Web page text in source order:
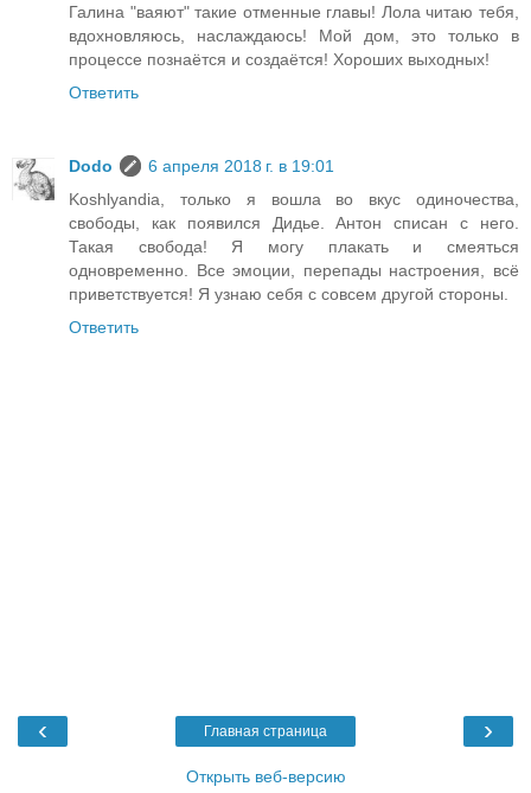
Галина "ваяют" такие отменные главы! Лола читаю тебя,
вдохновляюсь, наслаждаюсь! Мой дом, это только в
процессе познаётся и создаётся! Хороших выходных!
Ответить
Dodo
6 апреля 2018 г. в 19:01
Koshlyandia, только я вошла во вкус одиночества,
свободы, как появился Дидье. Антон списан с него.
Такая свобода! Я могу плакать и смеяться
одновременно. Все эмоции, перепады настроения, всё
приветствуется! Я узнаю себя с совсем другой стороны.
Ответить
‹ ›
Главная страница
Открыть веб-версию